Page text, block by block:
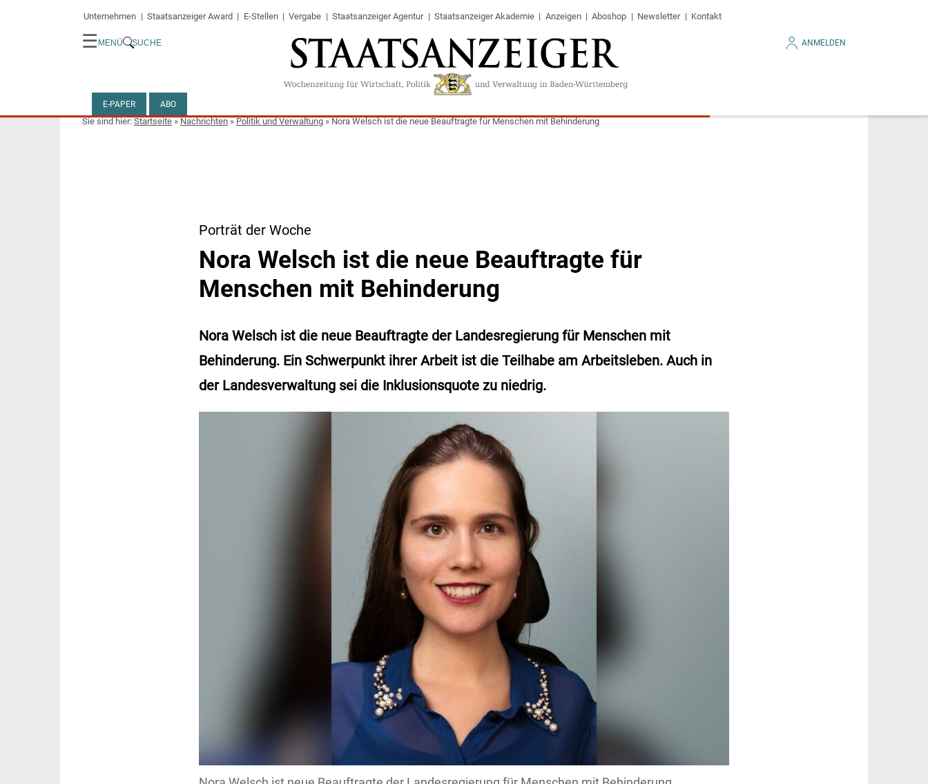
Unternehmen Staatsanzeiger Award E-Stellen Vergabe Staatsanzeiger Agentur Staatsanzeiger Akademie Anzeigen Aboshop Newsletter Kontakt
☰ MENÜ SUCHE ANMELDEN
E-PAPER ABO
Startseite»Nachrichten»Politik und Verwaltung»Nora Welsch ist die neue Beauftragte für Menschen mit Behinderung
Porträt der Woche
Nora Welsch ist die neue Beauftragte für
Menschen mit Behinderung
Nora Welsch ist die neue Beauftragte der Landesregierung für Menschen mit
Behinderung. Ein Schwerpunkt ihrer Arbeit ist die Teilhabe am Arbeitsleben. Auch in
der Landesverwaltung sei die Inklusionsquote zu niedrig.